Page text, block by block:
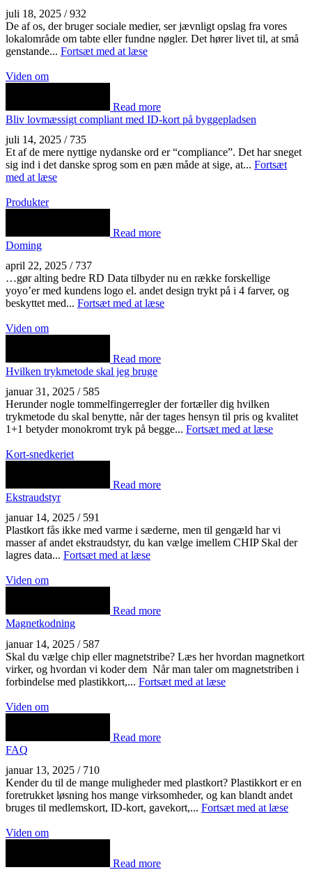
juli 18, 2025 / 932
De af os, der bruger sociale medier, ser jævnligt opslag fra vores
lokalområde om tabte eller fundne nøgler. Det hører livet til, at små
genstande... Fortsæt med at læse
Viden om
Read more
Bliv lovmæssigt compliant med ID-kort på byggepladsen
juli 14, 2025 / 735
Et af de mere nyttige nydanske ord er “compliance”. Det har sneget
sig ind i det danske sprog som en pæn måde at sige, at... Fortsæt
med at læse
Produkter
Read more
Doming
april 22, 2025 / 737
…gør alting bedre RD Data tilbyder nu en række forskellige
yoyo’er med kundens logo el. andet design trykt på i 4 farver, og
beskyttet med... Fortsæt med at læse
Viden om
Read more
Hvilken trykmetode skal jeg bruge
januar 31, 2025 / 585
Herunder nogle tommelfingerregler der fortæller dig hvilken
trykmetode du skal benytte, når der tages hensyn til pris og kvalitet
1+1 betyder monokromt tryk på begge... Fortsæt med at læse
Kort-snedkeriet
Read more
Ekstraudstyr
januar 14, 2025 / 591
Plastkort fås ikke med varme i sæderne, men til gengæld har vi
masser af andet ekstraudstyr, du kan vælge imellem CHIP Skal der
lagres data... Fortsæt med at læse
Viden om
Read more
Magnetkodning
januar 14, 2025 / 587
Skal du vælge chip eller magnetstribe? Læs her hvordan magnetkort
virker, og hvordan vi koder dem Når man taler om magnetstriben i
forbindelse med plastikkort,... Fortsæt med at læse
Viden om
Read more
FAQ
januar 13, 2025 / 710
Kender du til de mange muligheder med plastkort? Plastikkort er en
foretrukket løsning hos mange virksomheder, og kan blandt andet
bruges til medlemskort, ID-kort, gavekort,... Fortsæt med at læse
Viden om
Read more